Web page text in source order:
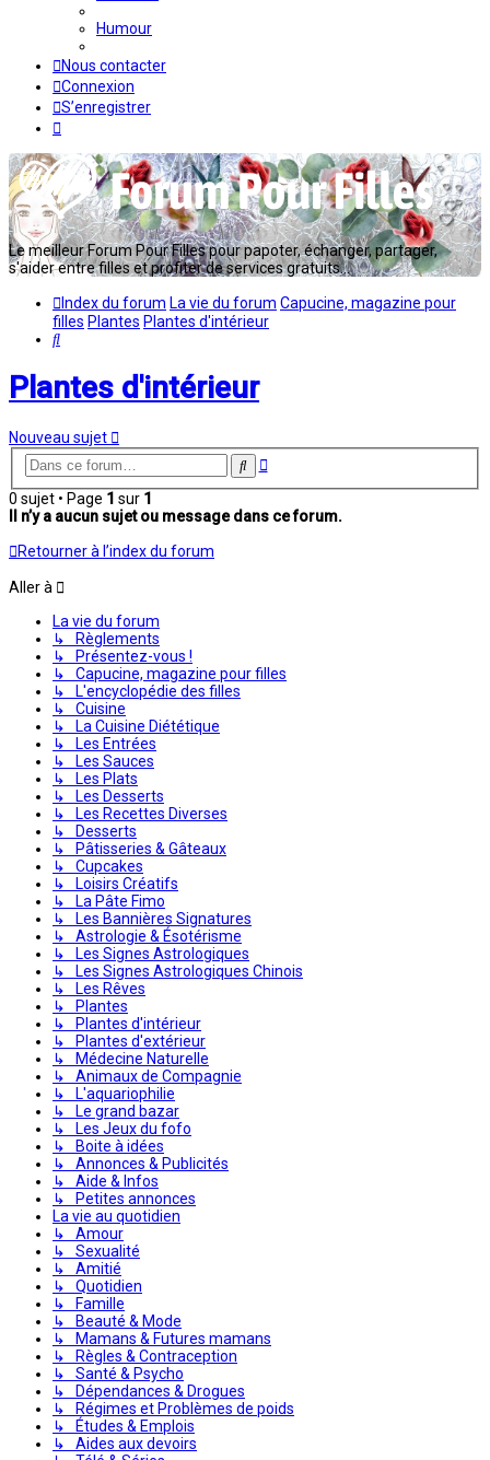
Humour
Nous contacter
Connexion
S’enregistrer
Le meilleur Forum Pour Filles pour papoter, échanger, partager,
s'aider entre filles et profiter de services gratuits...
Index du forum La vie du forum Capucine, magazine pour
filles Plantes Plantes d'intérieur
Rechercher
Plantes d'intérieur
Nouveau sujet
Rechercher
Recherche
0 sujet • Page 1 sur 1
Il n’y a aucun sujet ou message dans ce forum.
Retourner à l’index du forum
Aller à
La vie du forum
↳ Règlements
↳ Présentez-vous !
↳ Capucine, magazine pour filles
↳ L'encyclopédie des filles
↳ Cuisine
↳ La Cuisine Diététique
↳ Les Entrées
↳ Les Sauces
↳ Les Plats
↳ Les Desserts
↳ Les Recettes Diverses
↳ Desserts
↳ Pâtisseries & Gâteaux
↳ Cupcakes
↳ Loisirs Créatifs
↳ La Pâte Fimo
↳ Les Bannières Signatures
↳ Astrologie & Ésotérisme
↳ Les Signes Astrologiques
↳ Les Signes Astrologiques Chinois
↳ Les Rêves
↳ Plantes
↳ Plantes d'intérieur
↳ Plantes d'extérieur
↳ Médecine Naturelle
↳ Animaux de Compagnie
↳ L'aquariophilie
↳ Le grand bazar
↳ Les Jeux du fofo
↳ Boite à idées
↳ Annonces & Publicités
↳ Aide & Infos
↳ Petites annonces
La vie au quotidien
↳ Amour
↳ Sexualité
↳ Amitié
↳ Quotidien
↳ Famille
↳ Beauté & Mode
↳ Mamans & Futures mamans
↳ Règles & Contraception
↳ Santé & Psycho
↳ Dépendances & Drogues
↳ Régimes et Problèmes de poids
↳ Études & Emplois
↳ Aides aux devoirs